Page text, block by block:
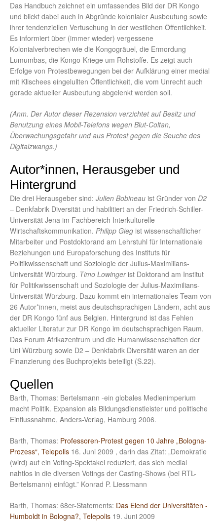
Das Handbuch zeichnet ein umfassendes Bild der DR Kongo
und blickt dabei auch in Abgründe kolonialer Ausbeutung sowie
ihrer tendenziellen Vertuschung in der westlichen Öffentlichkeit.
Es informiert über (immer wieder) vergessene
Kolonialverbrechen wie die Kongogräuel, die Ermordung
Lumumbas, die Kongo-Kriege um Rohstoffe. Es zeigt auch
Erfolge von Protestbewegungen bei der Aufklärung einer medial
mit Klischees eingelullten Öffentlichkeit, die vom Unrecht auch
gerade aktueller Ausbeutung abgelenkt werden soll.
(Anm. Der Autor dieser Rezension verzichtet auf Besitz und
Benutzung eines Mobil-Telefons wegen Blut-Coltan,
Überwachungsgefahr und aus Protest gegen die Seuche des
Digitalzwangs.)
Autor*innen, Herausgeber und
Hintergrund
Die drei Herausgeber sind: Julien Bobineau ist Gründer von D2
– Denkfabrik Diversität und habilitiert an der Friedrich-Schiller-
Universität Jena im Fachbereich Interkulturelle
Wirtschaftskommunikation. Philipp Gieg ist wissenschaftlicher
Mitarbeiter und Postdoktorand am Lehrstuhl für Internationale
Beziehungen und Europaforschung des Instituts für
Politikwissenschaft und Soziologie der Julius-Maximilians-
Universität Würzburg. Timo Lowinger ist Doktorand am Institut
für Politikwissenschaft und Soziologie der Julius-Maximilians-
Universität Würzburg. Dazu kommt ein internationales Team von
26 Autor*innen, meist aus deutschsprachigen Ländern, acht aus
der DR Kongo fünf aus Belgien. Hintergrund ist das Fehlen
aktueller Literatur zur DR Kongo im deutschsprachigen Raum.
Das Forum Afrikazentrum und die Humanwissenschaften der
Uni Würzburg sowie D2 – Denkfabrik Diversität waren an der
Finanzierung des Buchprojekts beteiligt (S.22).
Quellen
Barth, Thomas: Bertelsmann -ein globales Medienimperium
macht Politik. Expansion als Bildungsdienstleister und politische
Einflussnahme, Anders-Verlag, Hamburg 2006.
Barth, Thomas: Professoren-Protest gegen 10 Jahre „Bologna-
Prozess“, Telepolis 16. Juni 2009 , darin das Zitat: „Demokratie
(wird) auf ein Voting-Spektakel reduziert, das sich medial
nahtlos in die diversen Votings der Casting-Shows (bei RTL-
Bertelsmann) einfügt.” Konrad P. Liessmann
Barth, Thomas: 68er-Statements: Das Elend der Universitäten -
Humboldt in Bologna?, Telepolis 19. Juni 2009